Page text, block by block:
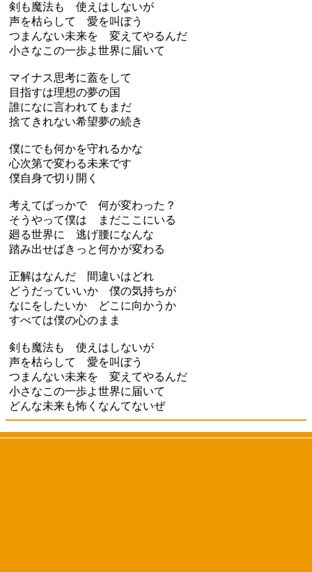
剣も魔法も 使えはしないが
声を枯らして 愛を叫ぼう
つまんない未来を 変えてやるんだ
小さなこの一歩よ世界に届いて
マイナス思考に蓋をして
目指すは理想の夢の国
誰になに言われてもまだ
捨てきれない希望夢の続き
僕にでも何かを守れるかな
心次第で変わる未来です
僕自身で切り開く
考えてばっかで 何が変わった？
そうやって僕は まだここにいる
廻る世界に 逃げ腰になんな
踏み出せばきっと何かが変わる
正解はなんだ 間違いはどれ
どうだっていいか 僕の気持ちが
なにをしたいか どこに向かうか
すべては僕の心のまま
剣も魔法も 使えはしないが
声を枯らして 愛を叫ぼう
つまんない未来を 変えてやるんだ
小さなこの一歩よ世界に届いて
どんな未来も怖くなんてないぜ